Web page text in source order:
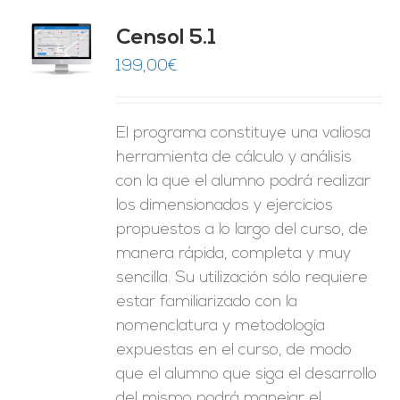
Censol 5.1
199,00€
El programa constituye una valiosa
herramienta de cálculo y análisis
con la que el alumno podrá realizar
los dimensionados y ejercicios
propuestos a lo largo del curso, de
manera rápida, completa y muy
sencilla. Su utilización sólo requiere
estar familiarizado con la
nomenclatura y metodología
expuestas en el curso, de modo
que el alumno que siga el desarrollo